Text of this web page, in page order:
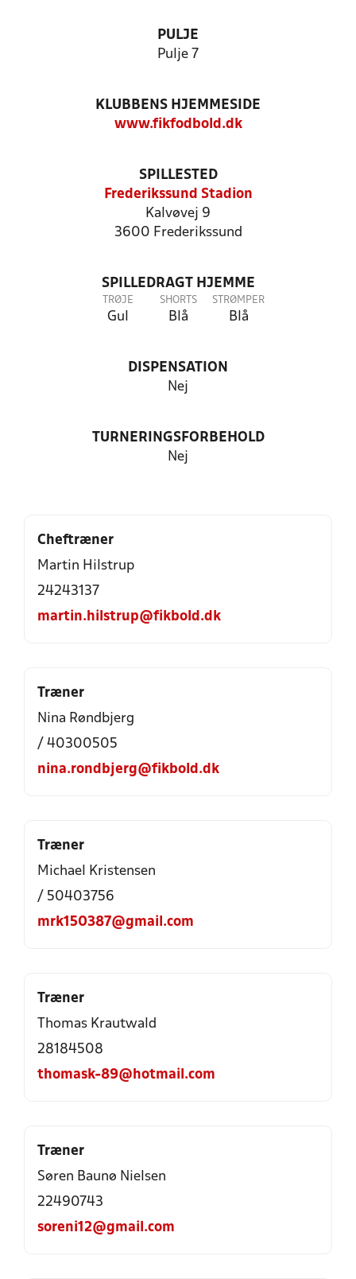
PULJE
Pulje 7
KLUBBENS HJEMMESIDE
www.fikfodbold.dk
SPILLESTED
Frederikssund Stadion
Kalvøvej 9
3600 Frederikssund
SPILLEDRAGT HJEMME
TRØJE
Gul
SHORTS
Blå
STRØMPER
Blå
DISPENSATION
Nej
TURNERINGSFORBEHOLD
Nej
Cheftræner
Martin Hilstrup
24243137
martin.hilstrup@fikbold.dk
Træner
Nina Røndbjerg
/ 40300505
nina.rondbjerg@fikbold.dk
Træner
Michael Kristensen
/ 50403756
mrk150387@gmail.com
Træner
Thomas Krautwald
28184508
thomask-89@hotmail.com
Træner
Søren Baunø Nielsen
22490743
soreni12@gmail.com